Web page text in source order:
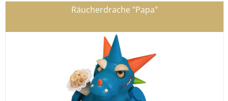
Räucherdrache "Papa"